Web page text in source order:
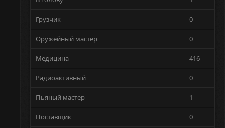
Грузчик 0
Оружейный мастер 0
Медицина 416
Радиоактивный 0
Пьяный мастер 1
Поставщик 0